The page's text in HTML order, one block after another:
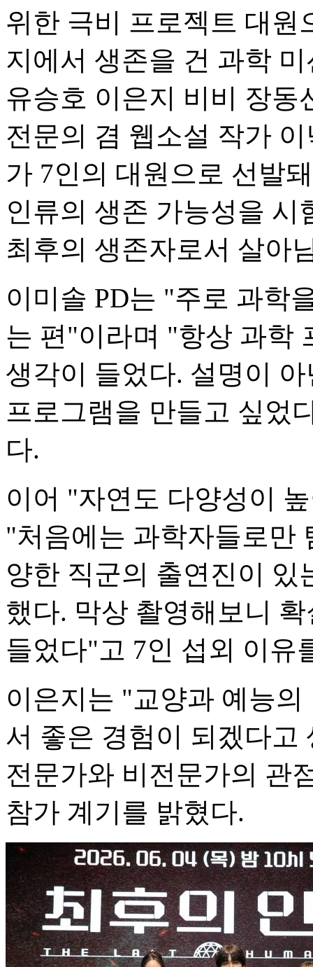
위한 극비 프로젝트 대원
지에서 생존을 건 과학
유승호 이은지 비비 장동
전문의 겸 웹소설 작가
가 7인의 대원으로 선발
인류의 생존 가능성을
최후의 생존자로서 살아
이미솔 PD는 "주로 과학
는 편"이라며 "항상 과학
생각이 들었다. 설명이
프로그램을 만들고 싶었
다.
이어 "자연도 다양성이
"처음에는 과학자들로만
양한 직군의 출연진이 있
했다. 막상 촬영해보니
들었다"고 7인 섭외 이유
이은지는 "교양과 예능
서 좋은 경험이 되겠다고
전문가와 비전문가의 관
참가 계기를 밝혔다.